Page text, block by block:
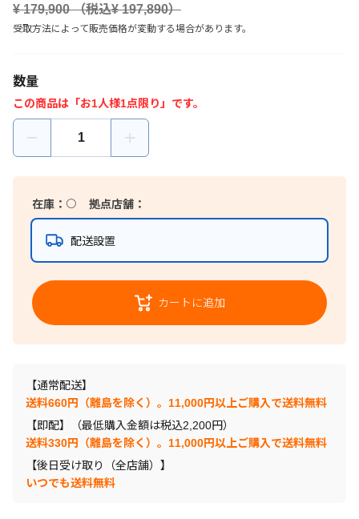
¥ 179,900（税込¥197,890）
受取方法によって販売価格が変動する場合があります。
数量
この商品は「お1人様1点限り」です。
在庫： 〇 拠点店舗：
配送設置
カートに追加
【通常配送】
送料660円（離島を除く）。11,000円以上ご購入で送料無料
【即配】（最低購入金額は税込2,200円）
送料330円（離島を除く）。11,000円以上ご購入で送料無料
【後日受け取り（全店舗）】
いつでも送料無料